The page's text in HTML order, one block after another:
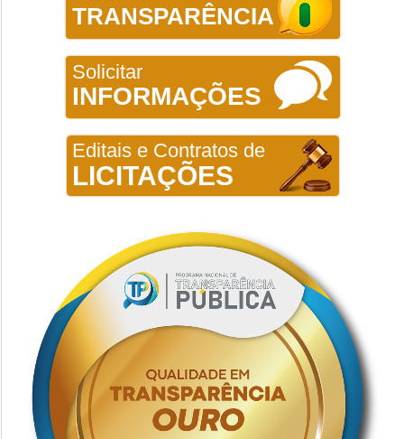
TRANSPARÊNCIA
Solicitar
INFORMAÇÕES
Editais e Contratos de
LICITAÇÕES